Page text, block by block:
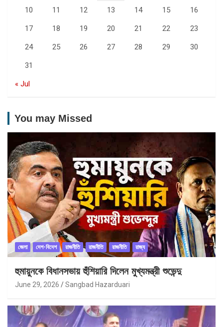
10 11 12 13 14 15 16
17 18 19 20 21 22 23
24 25 26 27 28 29 30
31
« Jul
You may Missed
জেলা দেশ-বিদেশ রাজনীতি রাজনীতি রাজনীতি রাজ্য
হুমায়ুনকে বিধানসভায় হুঁশিয়ারি দিলেন মুখ্যমন্ত্রী শুভেন্দু
June 29, 2026 Sangbad Hazarduari